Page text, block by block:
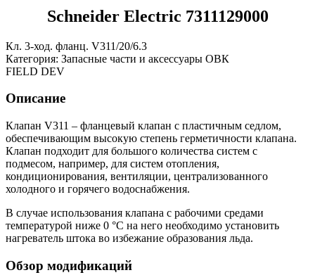
Schneider Electric 7311129000
Кл. 3-ход. фланц. V311/20/6.3
Категория: Запасные части и аксессуары ОВК
FIELD DEV
Описание
Клапан V311 – фланцевый клапан с пластичным седлом,
обеспечивающим высокую степень герметичности клапана.
Клапан подходит для большого количества систем с
подмесом, например, для систем отопления,
кондиционирования, вентиляции, централизованного
холодного и горячего водоснабжения.
В случае использования клапана с рабочими средами
температурой ниже 0 °C на него необходимо установить
нагреватель штока во избежание образования льда.
Обзор модификаций